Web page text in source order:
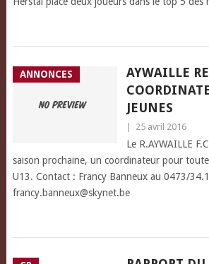
ANNONCES
AYWAILLE
JEUNES
25 avril 2016
Le R.AYWAILLE
saison prochaine, un coordinateur pour
U13. Contact : Francy Banneux au 0473/
francy.banneux@skynet.be